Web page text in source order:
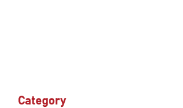
Category